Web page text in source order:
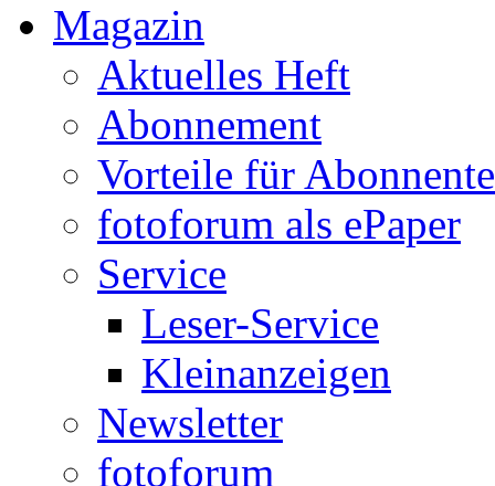
Magazin
Aktuelles Heft
Abonnement
Vorteile für
fotoforum als ePaper
Service
Leser-Service
Kleinanzeigen
Newsletter
fotoforum